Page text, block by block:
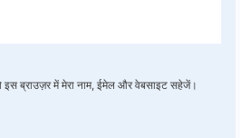
इस ब्राउज़र में मेरा नाम, ईमेल और वेबसाइट सहेजें।